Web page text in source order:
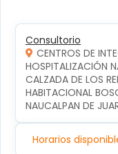
Consultorio
CENTROS DE
HOSPITALIZACIÓN
CALZADA DE LOS
HABITACIONAL
NAUCALPAN DE
Horarios